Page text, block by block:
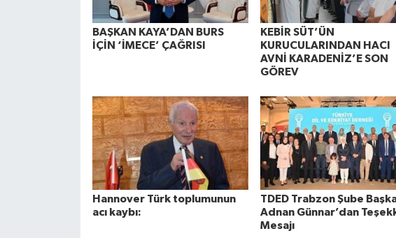
BAŞKAN KAYA’DAN BURS
İÇİN ‘İMECE’ ÇAĞRISI
KEBİR SÜT’ÜN
KURUCULARINDAN HACI
AVNİ KARADENİZ’E SON
GÖREV
Hannover Türk toplumunun
acı kaybı:
TDED Trabzon Şube
Adnan Günnar’dan
Mesajı